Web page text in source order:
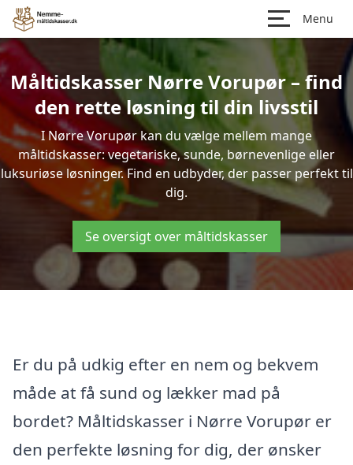
Menu
Måltidskasser Nørre Vorupør – find
den rette løsning til din livsstil
I Nørre Vorupør kan du vælge mellem mange
måltidskasser: vegetariske, sunde, børnevenlige eller
luksuriøse løsninger. Find en udbyder, der passer perfekt til
dig.
Se oversigt over måltidskasser
Er du på udkig efter en nem og bekvem
måde at få sund og lækker mad på
bordet? Måltidskasser i Nørre Vorupør er
den perfekte løsning for dig, der ønsker